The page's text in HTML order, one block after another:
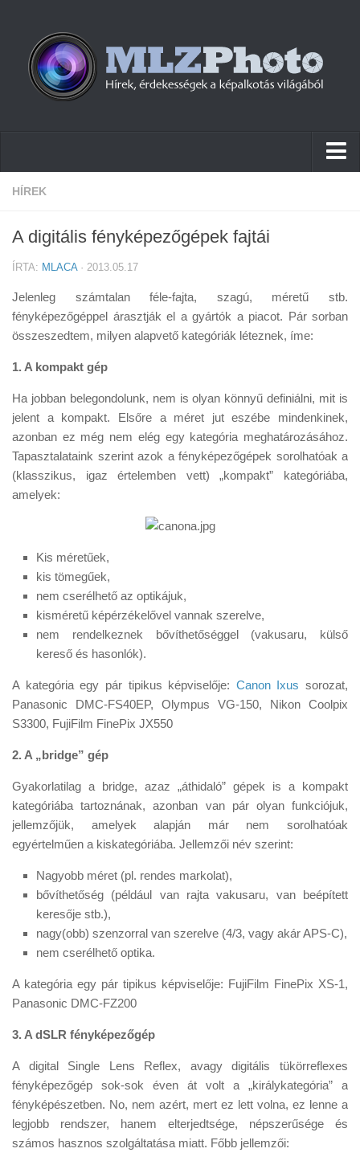
Hírek
Cikkek
Firmware
Tudástár
Tanácsok
Érdekességek
Helyszíni Riport
E-BB
HÍREK
A digitális fényképezőgépek fajtái
ÍRTA: MLACA· 2013.05.17
Jelenleg számtalan féle-fajta, szagú, méretű stb.
fényképezőgéppel árasztják el a gyártók a piacot. Pár sorban
összeszedtem, milyen alapvető kategóriák léteznek, íme:
1. A kompakt gép
Ha jobban belegondolunk, nem is olyan könnyű definiálni, mit is
jelent a kompakt. Elsőre a méret jut eszébe mindenkinek,
azonban ez még nem elég egy kategória meghatározásához.
Tapasztalataink szerint azok a fényképezőgépek sorolhatóak a
(klasszikus, igaz értelemben vett) „kompakt” kategóriába,
amelyek:
Kis méretűek,
kis tömegűek,
nem cserélhető az optikájuk,
kisméretű képérzékelővel vannak szerelve,
nem rendelkeznek bővíthetőséggel (vakusaru, külső
kereső és hasonlók).
A kategória egy pár tipikus képviselője: Canon Ixus sorozat,
Panasonic DMC-FS40EP, Olympus VG-150, Nikon Coolpix
S3300, FujiFilm FinePix JX550
2. A „bridge” gép
Gyakorlatilag a bridge, azaz „áthidaló” gépek is a kompakt
kategóriába tartoznának, azonban van pár olyan funkciójuk,
jellemzőjük, amelyek alapján már nem sorolhatóak
egyértelműen a kiskategóriába. Jellemzői név szerint:
Nagyobb méret (pl. rendes markolat),
bővíthetőség (például van rajta vakusaru, van beépített
keresője stb.),
nagy(obb) szenzorral van szerelve (4/3, vagy akár APS-C),
nem cserélhető optika.
A kategória egy pár tipikus képviselője: FujiFilm FinePix XS-1,
Panasonic DMC-FZ200
3. A dSLR fényképezőgép
A digital Single Lens Reflex, avagy digitális tükörreflexes
fényképezőgép sok-sok éven át volt a „királykategória” a
fényképészetben. No, nem azért, mert ez lett volna, ez lenne a
legjobb rendszer, hanem elterjedtsége, népszerűsége és
számos hasznos szolgáltatása miatt. Főbb jellemzői: